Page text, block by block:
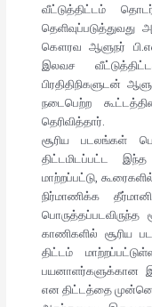
வீட்டுத்திட்டம்
கௌரவ ஆளுநர்
இலவச
பிரதிதிநிகளுடன்
நடைபெற்ற
தெரிவித்தார்.
சூரிய படலங்கள்
திட்டமிடப்பட்ட
மாற்றப்பட்டு,
நிர்மாணிக்க
காணிகளில் சூரிய
திட்டம்
பயனாளர்களுக்கான
என திட்டத்தை